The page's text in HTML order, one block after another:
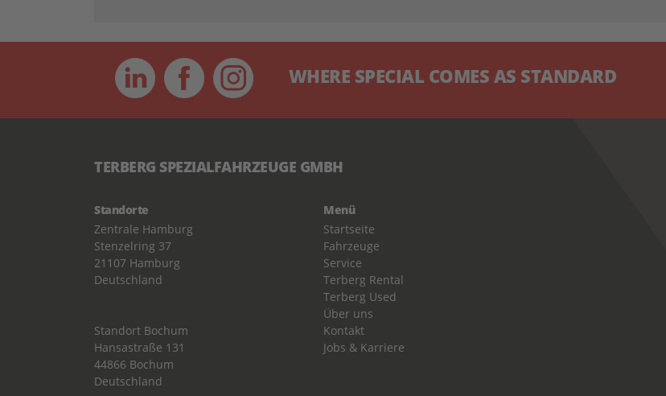
WHERE SPECIAL COMES AS STANDARD
TERBERG SPEZIALFAHRZEUGE GMBH
Standorte
Zentrale Hamburg
Stenzelring 37
21107 Hamburg
Deutschland
Standort Bochum
Hansastraße 131
44866 Bochum
Deutschland
Menü
Startseite
Fahrzeuge
Service
Terberg Rental
Terberg Used
Über uns
Kontakt
Jobs & Karriere